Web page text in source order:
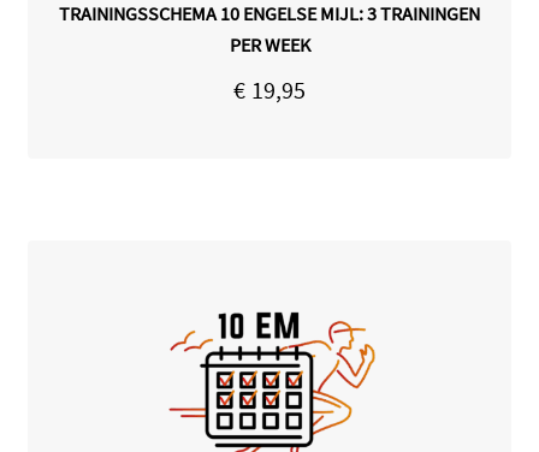
TRAININGSSCHEMA 10 ENGELSE MIJL: 3 TRAININGEN
PER WEEK
€ 19,95